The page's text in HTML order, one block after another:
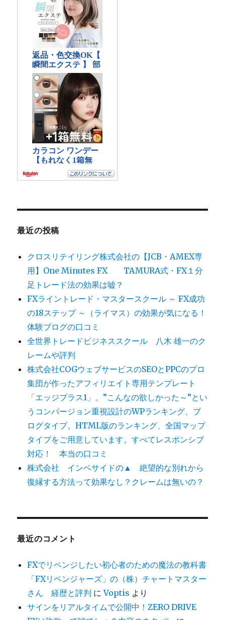
最近の投稿
クロスリテイリング株式会社の【JCB・AMEX専
用】One Minutes FX TAMURA式・FX１分
足トレード法の効果は嘘？
FXライントレード・マスタースクール ～ FX成功
の18ステップ ～（ライマス）の効果が気になる！
体験ブログの口コミ
全世界トレードビジネススクール 八木 雄一のク
レームや評判
株式会社COGウェブサービスのSEOとPPCのプロ
集団が作ったアフィリエイト専用テンプレート
「エッジプラス1」。”こんなの欲しかった～”とい
うコンバージョン重視設計のWPランキング、ブ
ログタイプ。HTML版のランキング、全国マップ
タイプをご用意しています。すべてレスポンシブ
対応！ 本当の口コミ
株式会社 インベサイドの▲ 絶望的な別れから
復縁する方法って効果なし？クレームは無いの？
最近のコメント
FXでリベンジしたい初心者のための魔法の教科書
「FXリベンジャーズ」の（株）チャートマスター
さん 経歴と評判 にVoptis より
サインをリアルタイムで公開中！ZERO DRIVE